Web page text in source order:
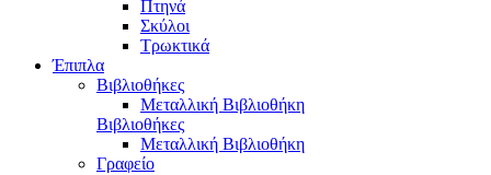
Πτηνά
Σκύλοι
Τρωκτικά
Έπιπλα
Βιβλιοθήκες
Μεταλλική Βιβλιοθήκη
Βιβλιοθήκες
Μεταλλική Βιβλιοθήκη
Γραφείο